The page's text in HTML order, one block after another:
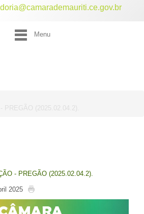
Menu
PREGÃO (2025.02.04.2).
- PREGÃO (2025.02.04.2).
2025